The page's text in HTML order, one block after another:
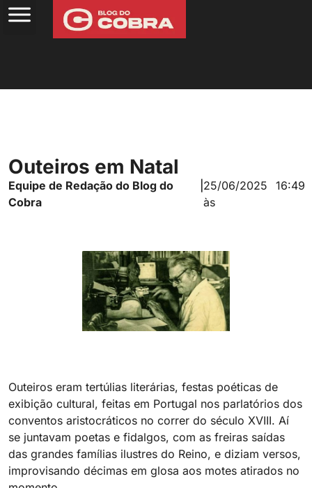
Outeiros em Natal
Equipe de Redação do Blog do
Cobra
25/06/2025
às
16:49
Outeiros eram tertúlias literárias, festas poéticas de
exibição cultural, feitas em Portugal nos parlatórios dos
conventos aristocráticos no correr do século XVIII. Aí
se juntavam poetas e fidalgos, com as freiras saídas
das grandes famílias ilustres do Reino, e diziam versos,
improvisando décimas em glosa aos motes atirados no